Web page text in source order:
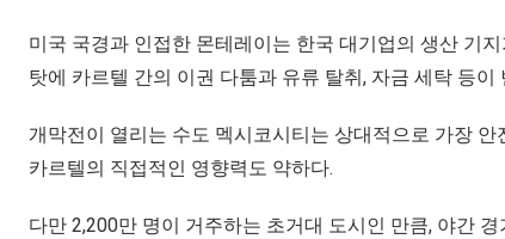
미국 국경과 인접한 몬테레이는 한국 대기업의 생산 기
탓에 카르텔 간의 이권 다툼과 유류 탈취, 자금 세탁 등이
개막전이 열리는 수도 멕시코시티는 상대적으로 가장
카르텔의 직접적인 영향력도 약하다.
다만 2,200만 명이 거주하는 초거대 도시인 만큼, 야간